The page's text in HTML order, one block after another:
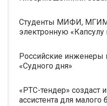
Студенты МИФИ,
электронную
Российские инженеры
«Судного дня»
«РТС-тендер» создаст
ассистента для малого